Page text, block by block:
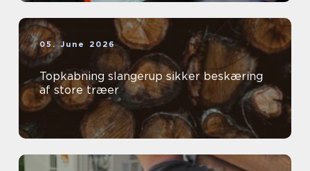
05. June 2026
Topkabning slangerup sikker beskæring
af store træer